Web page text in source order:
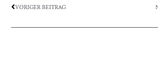
VORIGER BEITRAG